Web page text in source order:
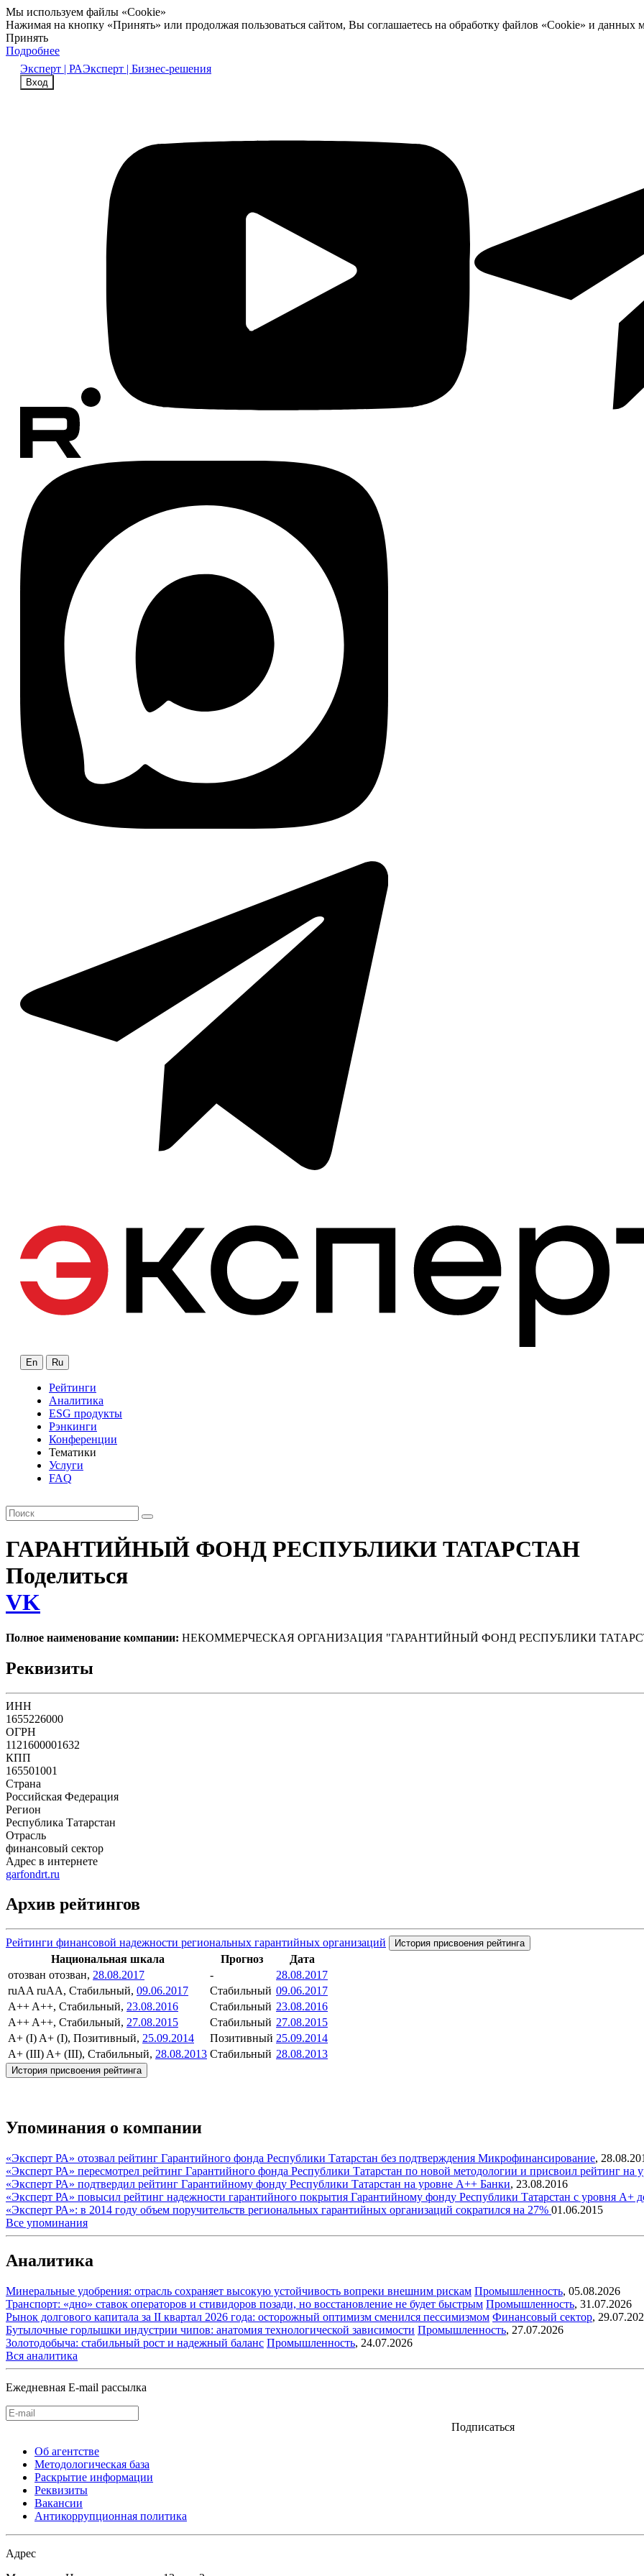
Мы используем файлы «Cookie»
Нажимая на кнопку «Принять» или продолжая пользоваться сайтом, Вы соглашаетесь на обработку файлов «Cookie» и данных
Принять
Подробнее
Эксперт | РАЭксперт | Бизнес-решения
Вход
En Ru
Рейтинги
Аналитика
ESG продукты
Рэнкинги
Конференции
Тематики
Услуги
FAQ
ГАРАНТИЙНЫЙ ФОНД РЕСПУБЛИКИ ТАТАРСТАН
Поделиться
VK
Полное наименование компании: НЕКОММЕРЧЕСКАЯ ОРГАНИЗАЦИЯ "ГАРАНТИЙНЫЙ ФОНД РЕСПУБЛИКИ
Реквизиты
ИНН
1655226000
ОГРН
1121600001632
КПП
165501001
Страна
Российская Федерация
Регион
Республика Татарстан
Отрасль
финансовый сектор
Адрес в интернете
garfondrt.ru
Архив рейтингов
Рейтинги финансовой надежности региональных гарантийных организаций История присвоения рейтинга
Национальная шкала Прогноз
Дата
отозван отозван, 28.08.2017 -
28.08.2017
ruAA ruAA, Стабильный, 09.06.2017 Стабильный 09.06.2017
A++ A++, Стабильный, 23.08.2016 Стабильный 23.08.2016
A++ A++, Стабильный, 27.08.2015 Стабильный 27.08.2015
A+ (I) A+ (I), Позитивный, 25.09.2014 Позитивный 25.09.2014
A+ (III) A+ (III), Стабильный, 28.08.2013 Стабильный 28.08.2013
История присвоения рейтинга
Упоминания о компании
«Эксперт РА» отозвал рейтинг Гарантийного фонда Республики Татарстан без подтверждения Микрофинансирование,
«Эксперт РА» пересмотрел рейтинг Гарантийного фонда Республики Татарстан по новой методологии и присвоил рейтинг на
«Эксперт РА» подтвердил рейтинг Гарантийному фонду Республики Татарстан на уровне А++ Банки, 23.08.2016
«Эксперт РА» повысил рейтинг надежности гарантийного покрытия Гарантийному фонду Республики Татарстан с уровня А+
«Эксперт РА»: в 2014 году объем поручительств региональных гарантийных организаций сократился на 27% 01.06.2015
Все упоминания
Аналитика
Минеральные удобрения: отрасль сохраняет высокую устойчивость вопреки внешним рискам Промышленность, 05.08.2026
Транспорт: «дно» ставок операторов и стивидоров позади, но восстановление не будет быстрым Промышленность, 31.07.2026
Рынок долгового капитала за II квартал 2026 года: осторожный оптимизм сменился пессимизмом Финансовый сектор,
Бутылочные горлышки индустрии чипов: анатомия технологической зависимости Промышленность, 27.07.2026
Золотодобыча: стабильный рост и надежный баланс Промышленность, 24.07.2026
Вся аналитика
Ежедневная E-mail рассылка
Подписаться
Об агентстве
Методологическая база
Раскрытие информации
Реквизиты
Вакансии
Антикоррупционная политика
Адрес